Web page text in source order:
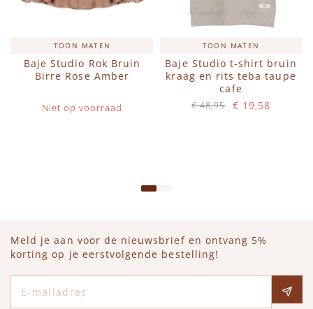
TOON MATEN
Baje Studio Rok Bruin
Birre Rose Amber
Niet op voorraad
TOON MATEN
Baje Studio t-shirt bruin
kraag en rits teba taupe
cafe
€ 19,58
€ 48,95
Meld je aan voor de nieuwsbrief en ontvang 5%
korting op je eerstvolgende bestelling!